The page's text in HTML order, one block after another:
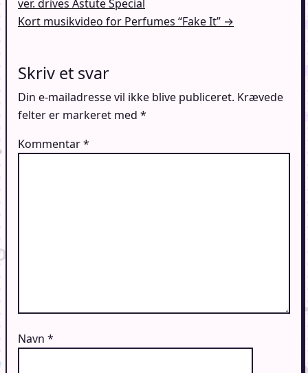
ver. drives Astute Special
Kort musikvideo for Perfumes “Fake It” →
Skriv et svar
Din e-mailadresse vil ikke blive publiceret. Krævede
felter er markeret med *
Kommentar*
Navn *